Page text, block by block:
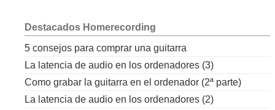
Destacados Homerecording
5 consejos para comprar una guitarra
La latencia de audio en los ordenadores (3)
Como grabar la guitarra en el ordenador (2ª parte)
La latencia de audio en los ordenadores (2)